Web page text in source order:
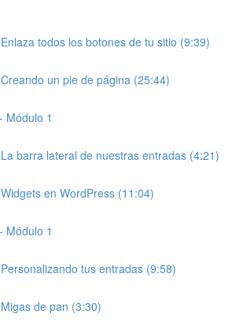
todos los botones de tu sitio (9:39)
un pie de página (25:44)
Módulo 1
barra lateral de nuestras entradas (4:21)
en WordPress (11:04)
Módulo 1
tus entradas (9:58)
de pan (3:30)